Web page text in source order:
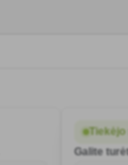
Galite